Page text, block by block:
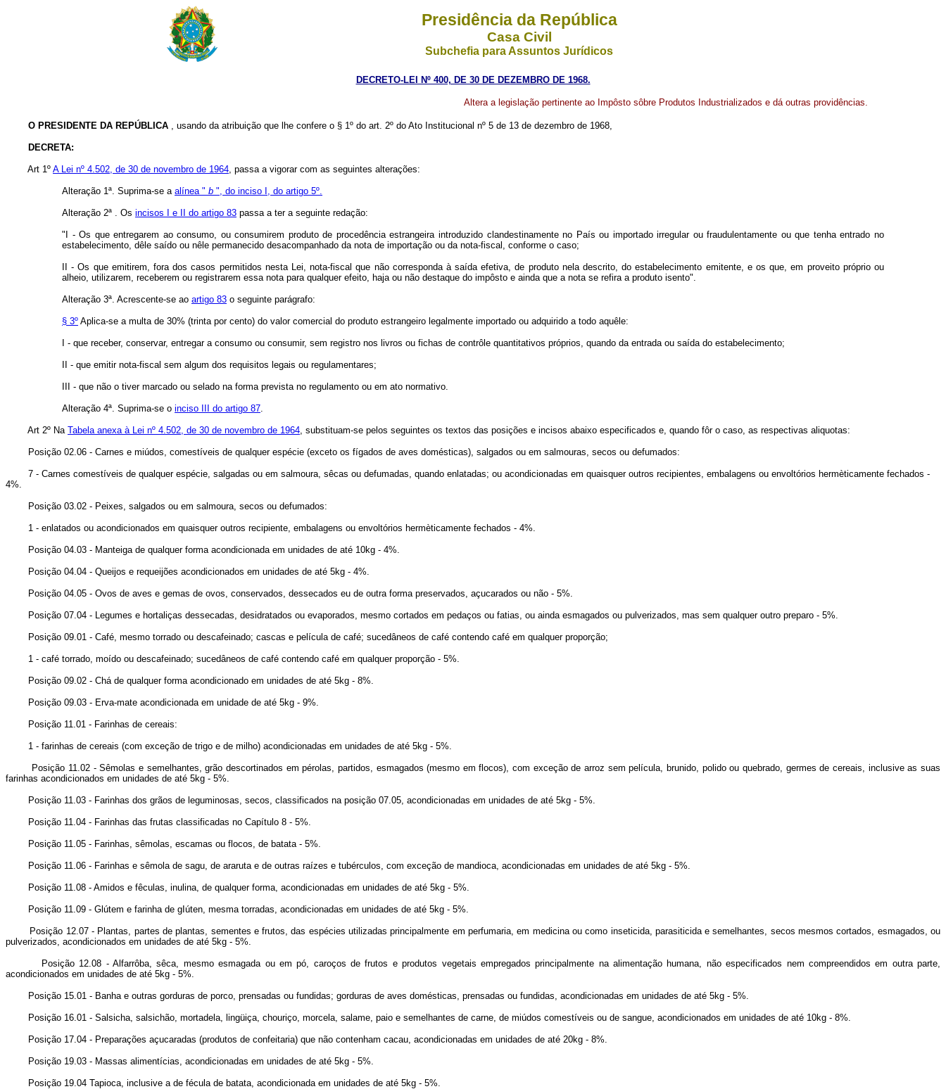
Presidência da República
Casa Civil
Subchefia para Assuntos Jurídicos
DECRETO-LEI Nº 400, DE 30 DE DEZEMBRO DE 1968.
Altera a legislação pertinente ao Impôsto sôbre Produtos Industrializados e dá outras providências.
O PRESIDENTE DA REPÚBLICA , usando da atribuição que lhe confere o § 1º do art. 2º do Ato Institucional nº 5 de 13 de dezembro de 1968,
DECRETA:
Art 1º A Lei nº 4.502, de 30 de novembro de 1964, passa a vigorar com as seguintes alterações:
Alteração 1ª. Suprima-se a alínea " b ", do inciso I, do artigo 5º.
Alteração 2ª . Os incisos I e II do artigo 83 passa a ter a seguinte redação:
"I - Os que entregarem ao consumo, ou consumirem produto de procedência estrangeira introduzido clandestinamente no País ou importado irregular ou fraudulentamente ou que tenha entrado no
estabelecimento, dêle saído ou nêle permanecido desacompanhado da nota de importação ou da nota-fiscal, conforme o caso;
II - Os que emitirem, fora dos casos permitidos nesta Lei, nota-fiscal que não corresponda à saída efetiva, de produto nela descrito, do estabelecimento emitente, e os que, em proveito próprio ou
alheio, utilizarem, receberem ou registrarem essa nota para qualquer efeito, haja ou não destaque do impôsto e ainda que a nota se refira a produto isento".
Alteração 3ª. Acrescente-se ao artigo 83 o seguinte parágrafo:
§ 3º Aplica-se a multa de 30% (trinta por cento) do valor comercial do produto estrangeiro legalmente importado ou adquirido a todo aquêle:
I - que receber, conservar, entregar a consumo ou consumir, sem registro nos livros ou fichas de contrôle quantitativos próprios, quando da entrada ou saída do estabelecimento;
II - que emitir nota-fiscal sem algum dos requisitos legais ou regulamentares;
III - que não o tiver marcado ou selado na forma prevista no regulamento ou em ato normativo.
Alteração 4ª. Suprima-se o inciso III do artigo 87.
Art 2º Na Tabela anexa à Lei nº 4.502, de 30 de novembro de 1964, substituam-se pelos seguintes os textos das posições e incisos abaixo especificados e, quando fôr o caso, as respectivas aliquotas:
Posição 02.06 - Carnes e miúdos, comestíveis de qualquer espécie (exceto os fígados de aves domésticas), salgados ou em salmouras, secos ou defumados:
7 - Carnes comestíveis de qualquer espécie, salgadas ou em salmoura, sêcas ou defumadas, quando enlatadas; ou acondicionadas em quaisquer outros recipientes, embalagens ou envoltórios hermèticamente fechados -
4%.
Posição 03.02 - Peixes, salgados ou em salmoura, secos ou defumados:
1 - enlatados ou acondicionados em quaisquer outros recipiente, embalagens ou envoltórios hermèticamente fechados - 4%.
Posição 04.03 - Manteiga de qualquer forma acondicionada em unidades de até 10kg - 4%.
Posição 04.04 - Queijos e requeijões acondicionados em unidades de até 5kg - 4%.
Posição 04.05 - Ovos de aves e gemas de ovos, conservados, dessecados eu de outra forma preservados, açucarados ou não - 5%.
Posição 07.04 - Legumes e hortaliças dessecadas, desidratados ou evaporados, mesmo cortados em pedaços ou fatias, ou ainda esmagados ou pulverizados, mas sem qualquer outro preparo - 5%.
Posição 09.01 - Café, mesmo torrado ou descafeinado; cascas e película de café; sucedâneos de café contendo café em qualquer proporção;
1 - café torrado, moído ou descafeinado; sucedâneos de café contendo café em qualquer proporção - 5%.
Posição 09.02 - Chá de qualquer forma acondicionado em unidades de até 5kg - 8%.
Posição 09.03 - Erva-mate acondicionada em unidade de até 5kg - 9%.
Posição 11.01 - Farinhas de cereais:
1 - farinhas de cereais (com exceção de trigo e de milho) acondicionadas em unidades de até 5kg - 5%.
Posição 11.02 - Sêmolas e semelhantes, grão descortinados em pérolas, partidos, esmagados (mesmo em flocos), com exceção de arroz sem película, brunido, polido ou quebrado, germes de cereais, inclusive as suas
farinhas acondicionados em unidades de até 5kg - 5%.
Posição 11.03 - Farinhas dos grãos de leguminosas, secos, classificados na posição 07.05, acondicionadas em unidades de até 5kg - 5%.
Posição 11.04 - Farinhas das frutas classificadas no Capítulo 8 - 5%.
Posição 11.05 - Farinhas, sêmolas, escamas ou flocos, de batata - 5%.
Posição 11.06 - Farinhas e sêmola de sagu, de araruta e de outras raízes e tubérculos, com exceção de mandioca, acondicionadas em unidades de até 5kg - 5%.
Posição 11.08 - Amidos e fêculas, inulina, de qualquer forma, acondicionadas em unidades de até 5kg - 5%.
Posição 11.09 - Glútem e farinha de gIúten, mesma torradas, acondicionadas em unidades de até 5kg - 5%.
Posição 12.07 - Plantas, partes de plantas, sementes e frutos, das espécies utilizadas principalmente em perfumaria, em medicina ou como inseticida, parasiticida e semelhantes, secos mesmos cortados, esmagados, ou
pulverizados, acondicionados em unidades de até 5kg - 5%.
Posição 12.08 - Alfarrôba, sêca, mesmo esmagada ou em pó, caroços de frutos e produtos vegetais empregados principalmente na alimentação humana, não especificados nem compreendidos em outra parte,
acondicionados em unidades de até 5kg - 5%.
Posição 15.01 - Banha e outras gorduras de porco, prensadas ou fundidas; gorduras de aves domésticas, prensadas ou fundidas, acondicionadas em unidades de até 5kg - 5%.
Posição 16.01 - Salsicha, salsichão, mortadela, lingüiça, chouriço, morcela, salame, paio e semelhantes de carne, de miúdos comestíveis ou de sangue, acondicionados em unidades de até 10kg - 8%.
Posição 17.04 - Preparações açucaradas (produtos de confeitaria) que não contenham cacau, acondicionadas em unidades de até 20kg - 8%.
Posição 19.03 - Massas alimentícias, acondicionadas em unidades de até 5kg - 5%.
Posição 19.04 Tapioca, inclusive a de fécula de batata, acondicionada em unidades de até 5kg - 5%.